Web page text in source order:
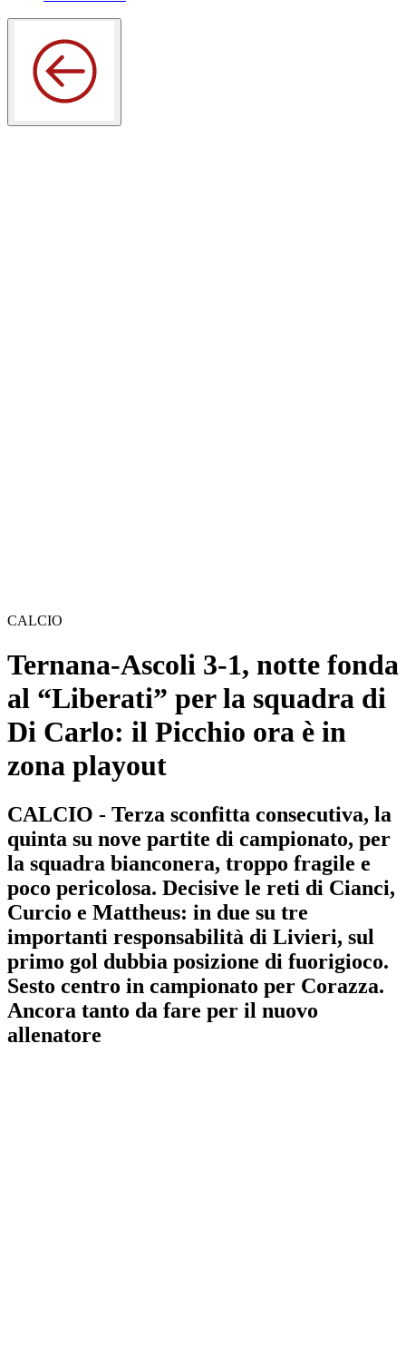
CALCIO
Ternana-Ascoli 3-1, notte fonda
al “Liberati” per la squadra di
Di Carlo: il Picchio ora è in
zona playout
CALCIO - Terza sconfitta consecutiva, la
quinta su nove partite di campionato, per
la squadra bianconera, troppo fragile e
poco pericolosa. Decisive le reti di Cianci,
Curcio e Mattheus: in due su tre
importanti responsabilità di Livieri, sul
primo gol dubbia posizione di fuorigioco.
Sesto centro in campionato per Corazza.
Ancora tanto da fare per il nuovo
allenatore